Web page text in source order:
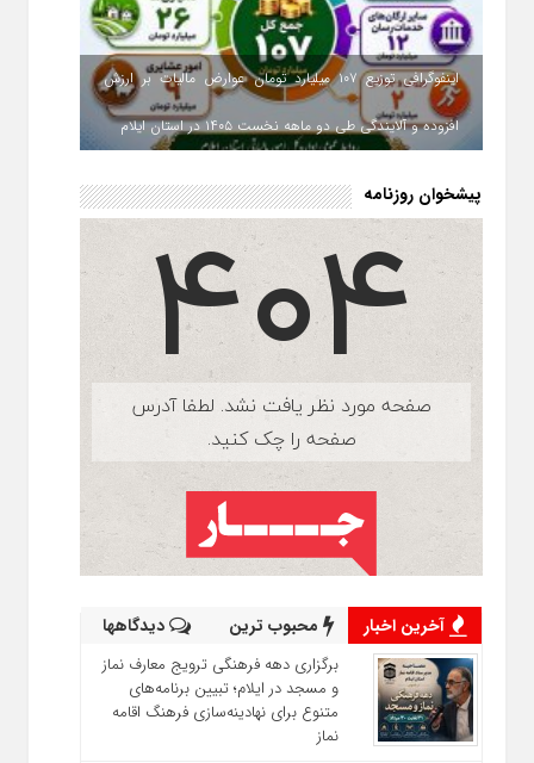
اینفوگرافی توزیع ۱۰۷ میلیارد تومان عوارض مالیات بر ارزش
افزوده و آلایندگی طی دو ماهه نخست ۱۴۰۵ در استان ایلام
پیشخوان روزنامه
آخرین اخبار محبوب ترین دیدگاهها
برگزاری دهه فرهنگی ترویج معارف نماز
و مسجد در ایلام؛ تبیین برنامه‌های
متنوع برای نهادینه‌سازی فرهنگ اقامه
نماز